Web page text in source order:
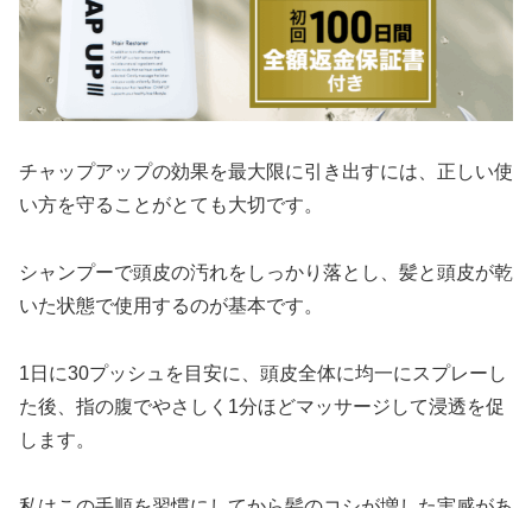
チャップアップの効果を最大限に引き出すには、正しい使
い方を守ることがとても大切です。
シャンプーで頭皮の汚れをしっかり落とし、髪と頭皮が乾
いた状態で使用するのが基本です。
1日に30プッシュを目安に、頭皮全体に均一にスプレーし
た後、指の腹でやさしく1分ほどマッサージして浸透を促
します。